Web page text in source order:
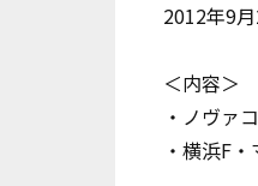
2012年9
＜内容＞
・ノヴァ
・横浜F